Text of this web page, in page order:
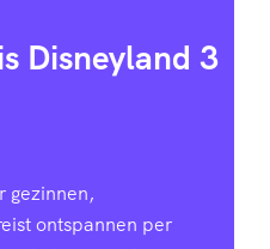
Disneyland 3
gezinnen,
ontspannen per